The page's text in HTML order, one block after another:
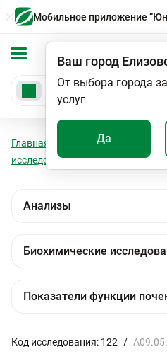
Мобильное приложение
Ваш город
От выбора города
услуг
Да
Главная Анализы
исследования
Показатели
Код исследования: 122 /